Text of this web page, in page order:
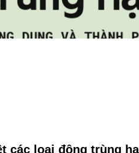
các loại đông trùng